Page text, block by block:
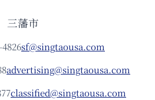
三藩市
4826sf@singtaousa.com
advertising@singtaousa.com
classified@singtaousa.com